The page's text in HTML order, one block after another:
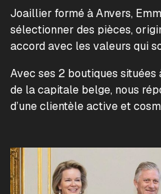
Joaillier formé à Anvers,
sélectionner des pièces,
accord avec les valeurs qui
Avec ses 2 boutiques
de la capitale belge, nous
d’une clientèle active et